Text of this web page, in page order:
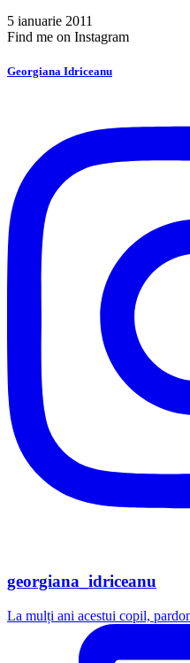
5 ianuarie 2011
Find me on Instagram
Georgiana Idriceanu
georgiana_idriceanu
La mulți ani acestui copil,